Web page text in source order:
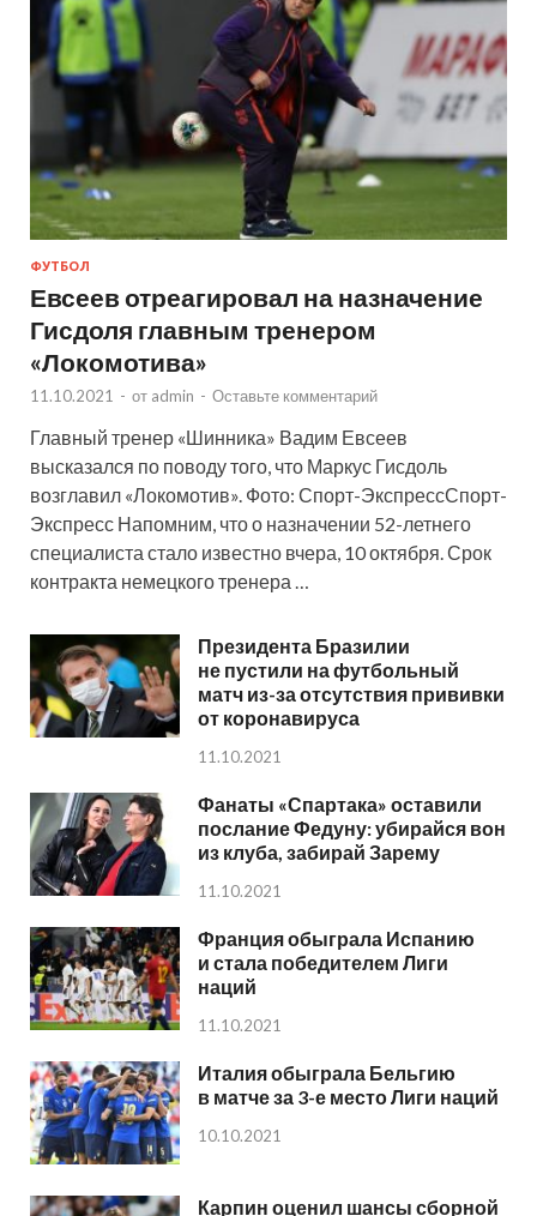
ФУТБОЛ
Евсеев отреагировал на назначение
Гисдоля главным тренером
«Локомотива»
11.10.2021 - от admin - Оставьте комментарий
Главный тренер «Шинника» Вадим Евсеев
высказался по поводу того, что Маркус Гисдоль
возглавил «Локомотив». Фото: Спорт-ЭкспрессСпорт-
Экспресс Напомним, что о назначении 52-летнего
специалиста стало известно вчера, 10 октября. Срок
контракта немецкого тренера …
Президента Бразилии
не пустили на футбольный
матч из-за отсутствия прививки
от коронавируса
11.10.2021
Фанаты «Спартака» оставили
послание Федуну: убирайся вон
из клуба, забирай Зарему
11.10.2021
Франция обыграла Испанию
и стала победителем Лиги
наций
11.10.2021
Италия обыграла Бельгию
в матче за 3-е место Лиги наций
10.10.2021
Карпин оценил шансы сборной